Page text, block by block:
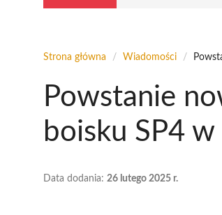
Strona główna / Wiadomości /
Powstanie
boisku SP4
Data dodania: 26 lutego 2025 r.